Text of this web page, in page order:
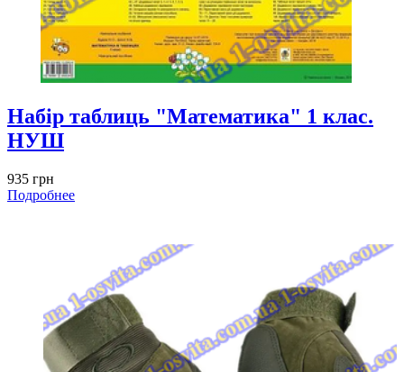
Набір таблиць "Математика" 1 клас.
НУШ
935 грн
Подробнее